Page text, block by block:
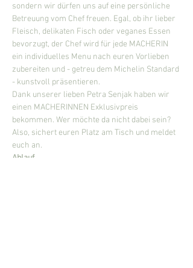
sondern wir dürfen uns auf eine persönliche
Betreuung vom Chef freuen. Egal, ob ihr lieber
Fleisch, delikaten Fisch oder veganes Essen
bevorzugt, der Chef wird für jede MACHERIN
ein individuelles Menu nach euren Vorlieben
zubereiten und - getreu dem Michelin Standard
- kunstvoll präsentieren.
Dank unserer lieben Petra Senjak haben wir
einen MACHERINNEN Exklusivpreis
bekommen. Wer möchte da nicht dabei sein?
Also, sichert euren Platz am Tisch und meldet
euch an.
Ablauf